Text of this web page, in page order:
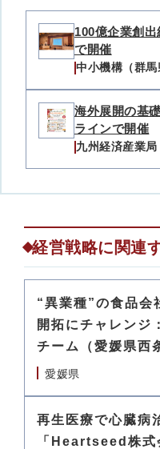
100億企業創
で開催
中小機構（群馬
海外展開の基
ラインで開催
九州経済産業局
経営戦略に関連
“異業種”の食品会
開拓にチャレンジ
チーム（愛媛県西
愛媛県
再生医療で心臓病
「Heartseed株式